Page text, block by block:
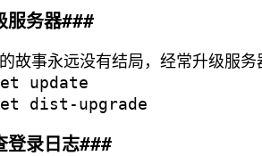
服务器###
故事永远没有结局，经常升级服务
update
dist-upgrade
登录日志###